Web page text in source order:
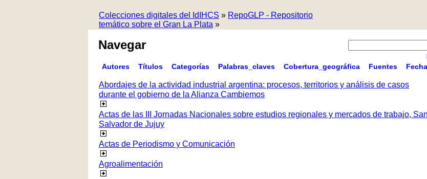
Colecciones digitales del IdIHCS » RepoGLP - Repositorio
temático sobre el Gran La Plata »
Navegar
Autores Títulos Categorías Palabras_claves Cobertura_geográfica Fuentes
Abordajes de la actividad industrial argentina: procesos, territorios y análisis de casos
durante el gobierno de la Alianza Cambiemos
Actas de las III Jornadas Nacionales sobre estudios regionales y mercados de trabajo, San
Salvador de Jujuy
Actas de Periodismo y Comunicación
Agroalimentación